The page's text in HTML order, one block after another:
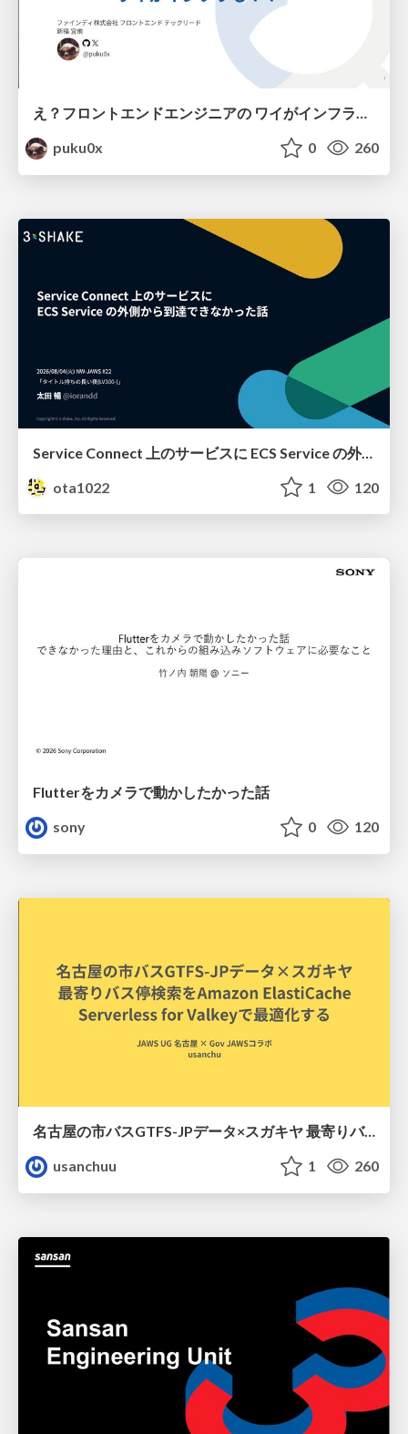
え？フロントエンドエンジニアの ワイがインフラも！？
puku0x
0 260
Service Connect 上のサービスに ECS Service の外側から到達できなかった話
ota1022
1 120
Flutterをカメラで動かしたかった話
sony
0 120
名古屋の市バスGTFS-JPデータ×スガキヤ 最寄りバス停検索をAmazon ElastiCache Serverless for Valkeyで最適化する
usanchuu
1 260